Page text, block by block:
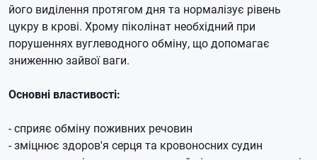
його виділення протягом дня та нормалізує рівень
цукру в крові. Хрому піколінат необхідний при
порушеннях вуглеводного обміну, що допомагає
зниженню зайвої ваги.
Основні властивості:
- сприяє обміну поживних речовин
- зміцнює здоров'я серця та кровоносних судин